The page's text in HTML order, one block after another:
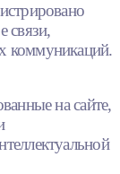
связи,
коммуникаций.
на сайте,